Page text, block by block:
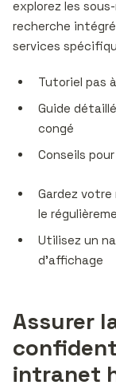
explorez les
recherche
services
Tutoriel pas
Guide
congé
Conseils
Gardez
le
Utilisez un
d’affichage
Assurer
intranet